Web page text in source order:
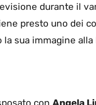
durante il
presto uno dei
sua immagine alla